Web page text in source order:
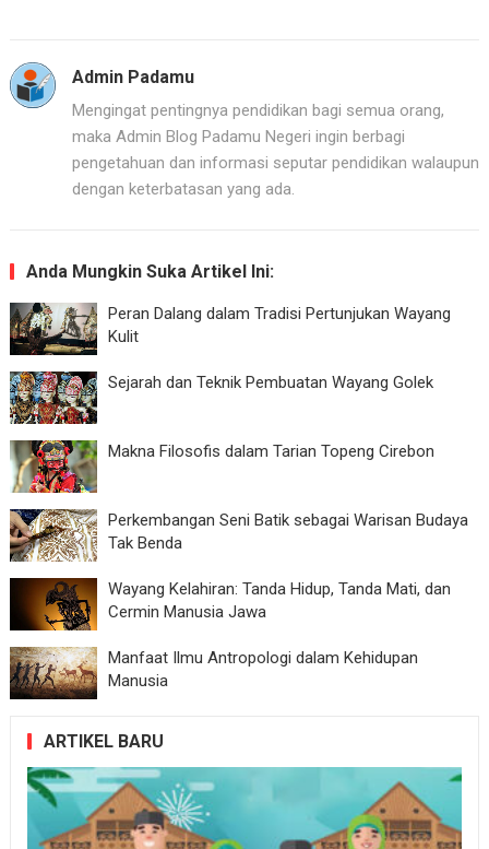
Admin Padamu
Mengingat pentingnya pendidikan bagi semua orang,
maka Admin Blog Padamu Negeri ingin berbagi
pengetahuan dan informasi seputar pendidikan walaupun
dengan keterbatasan yang ada.
Anda Mungkin Suka Artikel Ini:
Peran Dalang dalam Tradisi Pertunjukan Wayang
Kulit
Sejarah dan Teknik Pembuatan Wayang Golek
Makna Filosofis dalam Tarian Topeng Cirebon
Perkembangan Seni Batik sebagai Warisan Budaya
Tak Benda
Wayang Kelahiran: Tanda Hidup, Tanda Mati, dan
Cermin Manusia Jawa
Manfaat Ilmu Antropologi dalam Kehidupan
Manusia
ARTIKEL BARU